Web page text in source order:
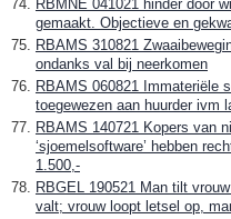
RBMNE 041021 hinder door
gemaakt. Objectieve en
RBAMS 310821
ondanks val bij neerkomen
RBAMS 060821 Immateriële
toegewezen aan huurder ivm
RBAMS 140721 Kopers van
‘sjoemelsoftware’ hebben
1.500,-
RBGEL 190521 Man tilt
valt; vrouw loopt letsel op,